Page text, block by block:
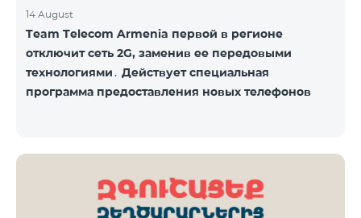
14 August
Team Telecom Armenia первой в регионе
отключит сеть 2G, заменив ее передовыми
технологиями․ Действует специальная
программа предоставления новых телефонов